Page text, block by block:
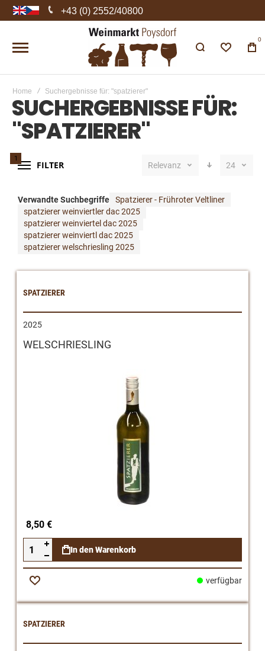
+43 (0) 2552/40800
0
Home Suchergebnisse für: "spatzierer"
SUCHERGEBNISSE FÜR:
"SPATZIERER"
FILTER
1
Relevanz 24
Verwandte Suchbegriffe
Spatzierer - Frühroter Veltliner
spatzierer weinviertler dac 2025
spatzierer weinviertel dac 2025
spatzierer weinviertl dac 2025
spatzierer welschriesling 2025
SPATZIERER
2025
WELSCHRIESLING
8,50 €
In den Warenkorb
Zur
verfügbar
SPATZIERER